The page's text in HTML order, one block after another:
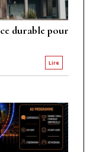
durable pour
Lire